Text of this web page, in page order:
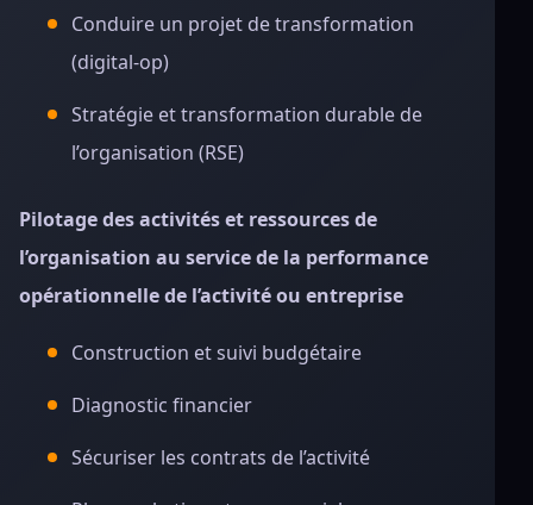
Conduire un projet de transformation
(digital-op)
Stratégie et transformation durable de
l’organisation (RSE)
Pilotage des activités et ressources de
l’organisation au service de la performance
opérationnelle de l’activité ou entreprise
Construction et suivi budgétaire
Diagnostic financier
Sécuriser les contrats de l’activité